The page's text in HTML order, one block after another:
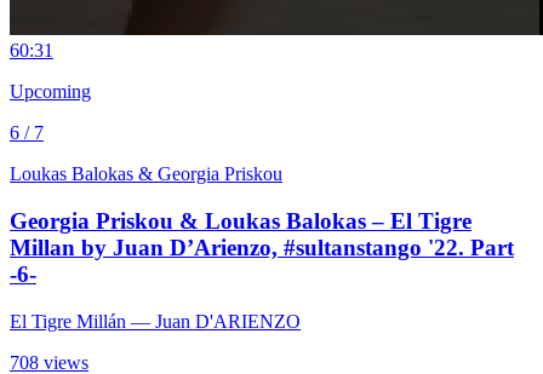
60:31
Upcoming
6 / 7
Loukas Balokas & Georgia Priskou
Georgia Priskou & Loukas Balokas – El Tigre
Millan by Juan D’Arienzo, #sultanstango '22. Part
-6-
El Tigre Millán — Juan D'ARIENZO
708 views